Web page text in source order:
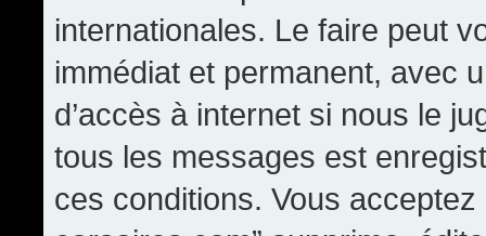
internationales. Le faire peut
immédiat et permanent, avec
d’accès à internet si nous le
tous les messages est
ces conditions. Vous